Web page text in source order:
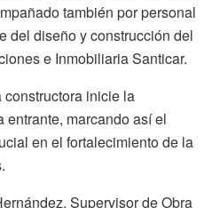
también por personal
del diseño y construcción del
e Inmobiliaria Santicar.
inicie la
marcando así el
en el fortalecimiento de la
Supervisor de Obra